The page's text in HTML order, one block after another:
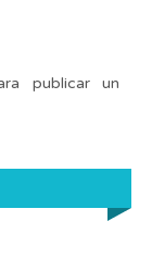
publicar un